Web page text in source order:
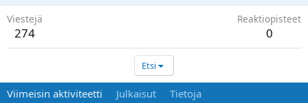
Viestejä
274
Reaktiopisteet
0
Etsi
Viimeisin aktiviteetti Julkaisut Tietoja